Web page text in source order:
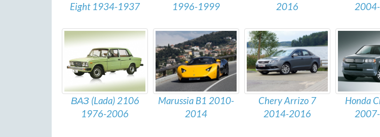
Eight 1934-1937
1996-1999
2016
ВАЗ (Lada) 2106
1976-2006
Marussia B1 2010-
2014
Chery Arrizo 7
2014-2016
Honda